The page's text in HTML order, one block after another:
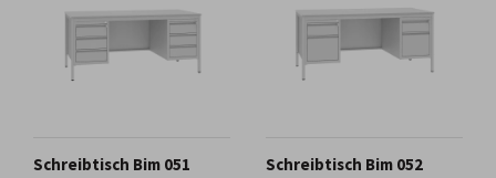
Schreibtisch Bim 051 Schreibtisch Bim 052